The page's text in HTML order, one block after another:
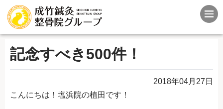
記念すべき500件！
2018年04月27日
こんにちは！塩浜院の植田です！